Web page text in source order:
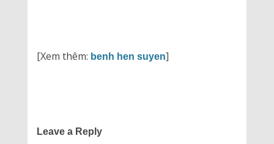
[Xem thêm: benh hen suyen]
Leave a Reply